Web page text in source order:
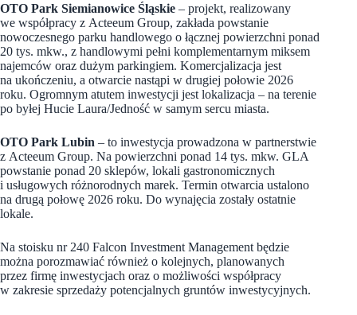
OTO Park Siemianowice Śląskie – projekt, realizowany
we współpracy z Acteeum Group, zakłada powstanie
nowoczesnego parku handlowego o łącznej powierzchni ponad
20 tys. mkw., z handlowymi pełni komplementarnym miksem
najemców oraz dużym parkingiem. Komercjalizacja jest
na ukończeniu, a otwarcie nastąpi w drugiej połowie 2026
roku. Ogromnym atutem inwestycji jest lokalizacja – na terenie
po byłej Hucie Laura/Jedność w samym sercu miasta.
OTO Park Lubin – to inwestycja prowadzona w partnerstwie
z Acteeum Group. Na powierzchni ponad 14 tys. mkw. GLA
powstanie ponad 20 sklepów, lokali gastronomicznych
i usługowych różnorodnych marek. Termin otwarcia ustalono
na drugą połowę 2026 roku. Do wynajęcia zostały ostatnie
lokale.
Na stoisku nr 240 Falcon Investment Management będzie
można porozmawiać również o kolejnych, planowanych
przez firmę inwestycjach oraz o możliwości współpracy
w zakresie sprzedaży potencjalnych gruntów inwestycyjnych.